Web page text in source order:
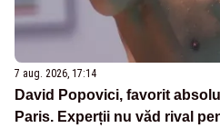
7 aug. 2026, 17:14
David Popovici, favorit
Paris. Experții nu văd rival